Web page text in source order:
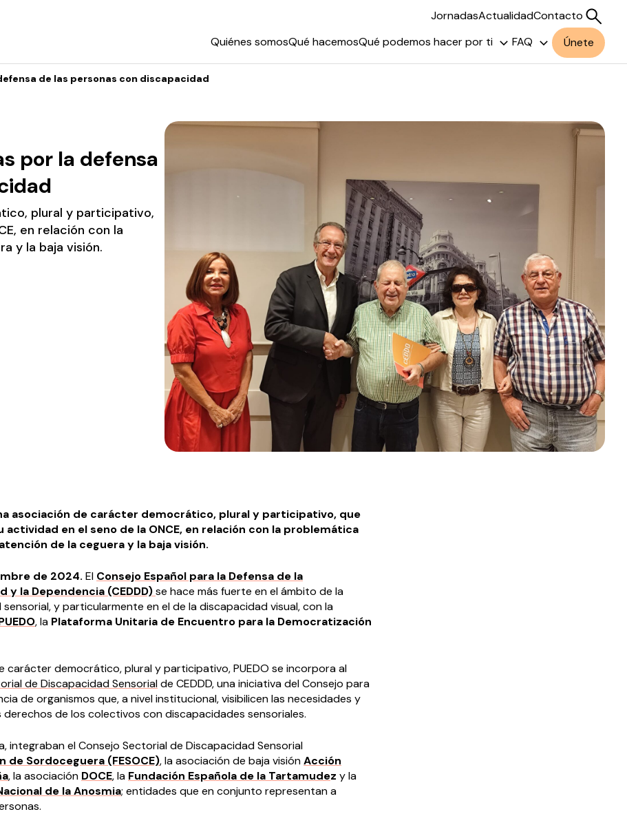
JornadasActualidadContacto
Quiénes somosQué hacemosQué podemos hacer por ti FAQ Únete
de las personas con discapacidad
por la defensa
plural y participativo,
en relación con la
y la baja visión.
asociación de carácter democrático, plural y participativo, que
actividad en el seno de la ONCE, en relación con la problemática
de la ceguera y la baja visión.
de 2024. El Consejo Español para la Defensa de la
y la Dependencia (CEDDD)se hace más fuerte en el ámbito de la
y particularmente en el de la discapacidad visual, con la
, la Plataforma Unitaria de Encuentro para la Democratización
carácter democrático, plural y participativo, PUEDO se incorpora al
de Discapacidad Sensorialde CEDDD, una iniciativa del Consejo para
de organismos que, a nivel institucional, visibilicen las necesidades y
derechos de los colectivos con discapacidades sensoriales.
integraban el Consejo Sectorial de Discapacidad Sensorial
de Sordoceguera (FESOCE), la asociación de baja visiónAcción
, la asociación DOCE, la Fundación Española de la Tartamudez y la
de la Anosmia; entidades que en conjunto representan a